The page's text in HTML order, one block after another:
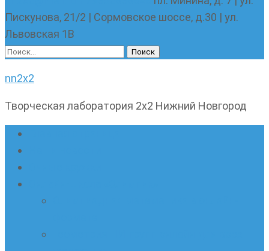
Пискунова, 21/2 | Сормовское шоссе, д.30 | ул.
Львовская 1В
Найти:
nn2x2
Творческая лаборатория 2х2 Нижний Новгород